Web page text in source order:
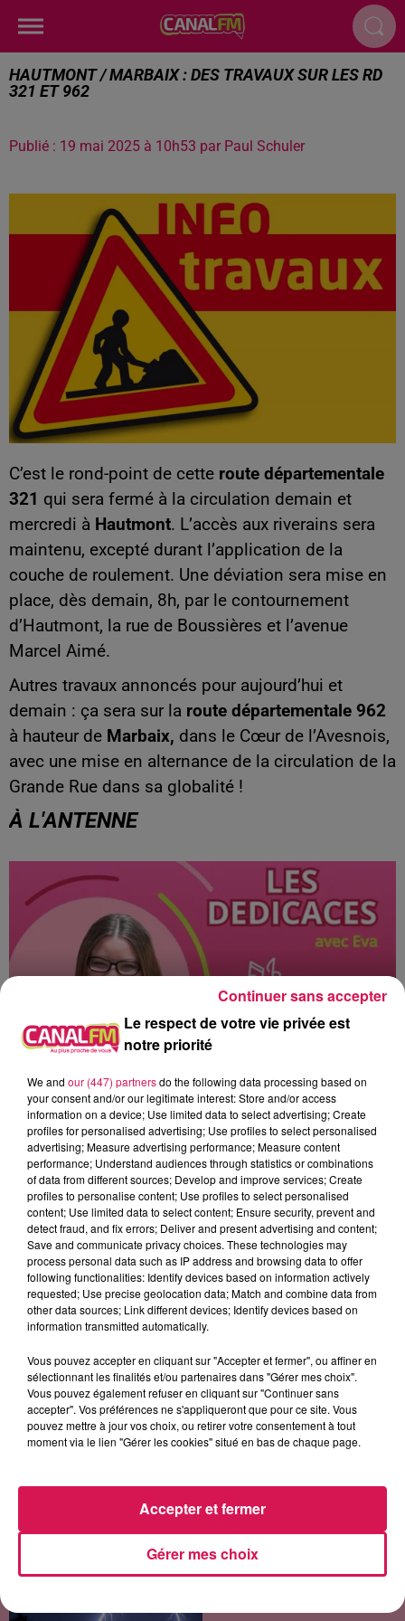
HAUTMONT / MARBAIX : DES TRAVAUX SUR LES RD
321 ET 962
Publié : 19 mai 2025 à 10h53 par Paul Schuler
C’est le rond-point de cette route départementale
321 qui sera fermé à la circulation demain et
mercredi à Hautmont. L’accès aux riverains sera
maintenu, excepté durant l’application de la
couche de roulement. Une déviation sera mise en
place, dès demain, 8h, par le contournement
d’Hautmont, la rue de Boussières et l’avenue
Marcel Aimé.
Autres travaux annoncés pour aujourd’hui et
demain : ça sera sur la route départementale 962
à hauteur de Marbaix, dans le Cœur de l’Avesnois,
avec une mise en alternance de la circulation de la
Grande Rue dans sa globalité !
À L'ANTENNE
10h00 - 12h00
les dedicaces
10h44
10h44
Complicated
10h38
10h38
Soirée Mondaine
10h35
10h35
Return Of The Marck
LES ARTICLES LES PLUS CONSULTÉS
CHALEUR ET RISQUE
D'ORAGES CE LUNDI EN
THIÉRACHE
Le respect de votre vie privée est
notre priorité
We and our (447) partnersdo the following data processing based on
your consent and/or our legitimate interest: Store and/or access
information on a device; Use limited data to select advertising; Create
profiles for personalised advertising; Use profiles to select personalised
advertising; Measure advertising performance; Measure content
performance; Understand audiences through statistics or combinations
of data from different sources; Develop and improve services; Create
profiles to personalise content; Use profiles to select personalised
content; Use limited data to select content; Ensure security, prevent and
detect fraud, and fix errors; Deliver and present advertising and content;
Save and communicate privacy choices. These technologies may
process personal data such as IP address and browsing data to offer
following functionalities: Identify devices based on information actively
requested; Use precise geolocation data; Match and combine data from
other data sources; Link different devices; Identify devices based on
information transmitted automatically.
Vous pouvez accepter en cliquant sur "Accepter et fermer", ou affiner en
sélectionnant les finalités et/ou partenaires dans "Gérer mes choix".
Vous pouvez également refuser en cliquant sur "Continuer sans
accepter". Vos préférences ne s'appliqueront que pour ce site. Vous
pouvez mettre à jour vos choix, ou retirer votre consentement à tout
moment via le lien "Gérer les cookies" situé en bas de chaque page.
Gérer mes choix
Accepter et fermer
Continuer sans accepter